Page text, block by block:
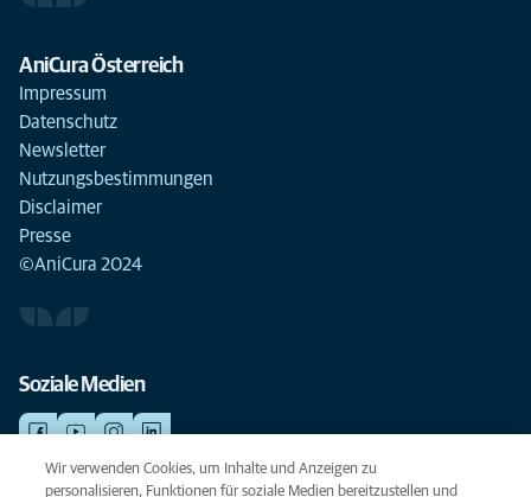
AniCura Österreich
Impressum
Datenschutz
Newsletter
Nutzungsbestimmungen
Disclaimer
Presse
©AniCura 2024
Soziale Medien
Wir verwenden Cookies, um Inhalte und Anzeigen zu
personalisieren, Funktionen für soziale Medien bereitzustellen und